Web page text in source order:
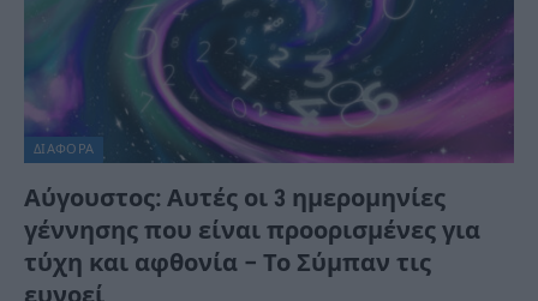
ΔΙΆΦΟΡΑ
Αύγουστος: Αυτές οι 3 ημερομηνίες
γέννησης που είναι προορισμένες για
τύχη και αφθονία – Το Σύμπαν τις
ευνοεί